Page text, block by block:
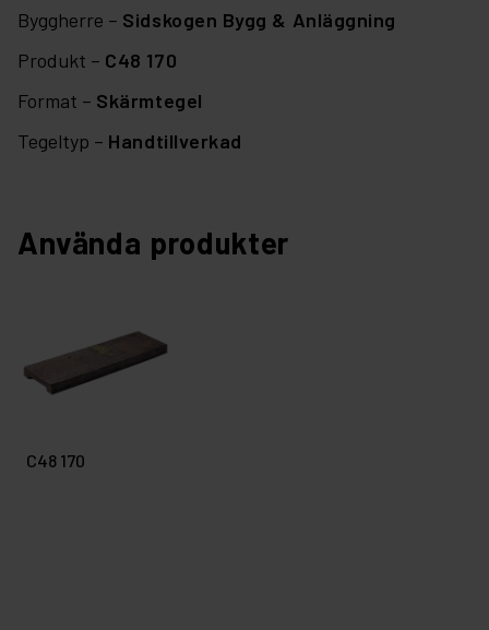
Byggherre – Sidskogen Bygg & Anläggning
Produkt – C48 170
Format – Skärmtegel
Tegeltyp – Handtillverkad
Använda produkter
C48 170